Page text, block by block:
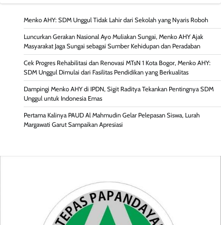
Menko AHY: SDM Unggul Tidak Lahir dari Sekolah yang Nyaris Roboh
Luncurkan Gerakan Nasional Ayo Muliakan Sungai, Menko AHY Ajak
Masyarakat Jaga Sungai sebagai Sumber Kehidupan dan Peradaban
Cek Progres Rehabilitasi dan Renovasi MTsN 1 Kota Bogor, Menko AHY:
SDM Unggul Dimulai dari Fasilitas Pendidikan yang Berkualitas
Dampingi Menko AHY di IPDN, Sigit Raditya Tekankan Pentingnya SDM
Unggul untuk Indonesia Emas
Pertama Kalinya PAUD Al Mahmudin Gelar Pelepasan Siswa, Lurah
Margawati Garut Sampaikan Apresiasi